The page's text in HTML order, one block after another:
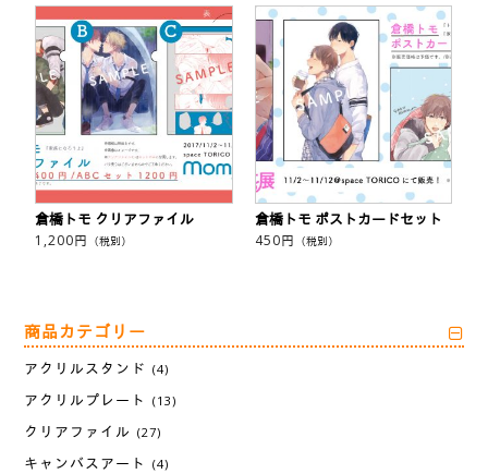
倉橋トモ クリアファイル
1,200円 （税別）
倉橋トモ ポストカードセット
450円 （税別）
商品カテゴリー
アクリルスタンド (4)
アクリルプレート (13)
クリアファイル (27)
キャンバスアート (4)